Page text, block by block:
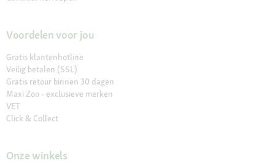
Voordelen voor jou
Gratis klantenhotline
Veilig betalen (SSL)
Gratis retour binnen 30 dagen
Maxi Zoo - exclusieve merken
VET
Click & Collect
Onze winkels